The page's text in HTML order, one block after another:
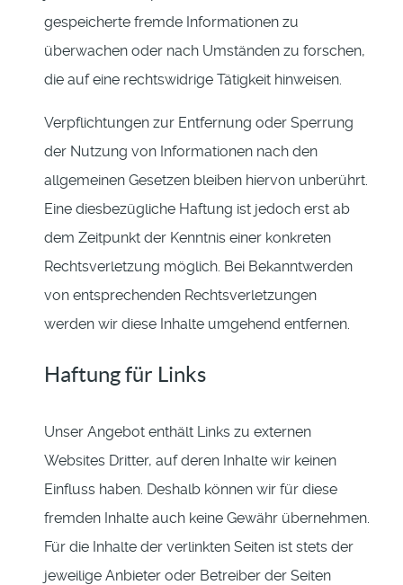
gespeicherte fremde Informationen zu
überwachen oder nach Umständen zu forschen,
die auf eine rechtswidrige Tätigkeit hinweisen.
Verpflichtungen zur Entfernung oder Sperrung
der Nutzung von Informationen nach den
allgemeinen Gesetzen bleiben hiervon unberührt.
Eine diesbezügliche Haftung ist jedoch erst ab
dem Zeitpunkt der Kenntnis einer konkreten
Rechtsverletzung möglich. Bei Bekanntwerden
von entsprechenden Rechtsverletzungen
werden wir diese Inhalte umgehend entfernen.
Haftung für Links
Unser Angebot enthält Links zu externen
Websites Dritter, auf deren Inhalte wir keinen
Einfluss haben. Deshalb können wir für diese
fremden Inhalte auch keine Gewähr übernehmen.
Für die Inhalte der verlinkten Seiten ist stets der
jeweilige Anbieter oder Betreiber der Seiten